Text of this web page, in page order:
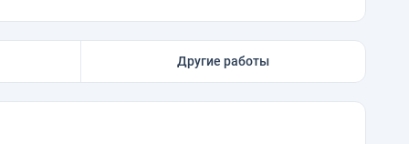
Другие работы